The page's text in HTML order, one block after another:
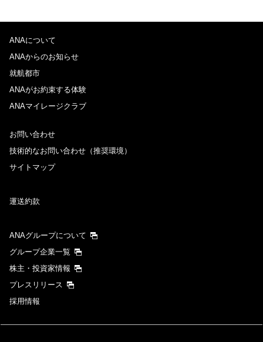
ANAについて
ANAからのお知らせ
就航都市
ANAがお約束する体験
ANAマイレージクラブ
お問い合わせ
技術的なお問い合わせ（推奨環境）
サイトマップ
運送約款
ANAグループについて
グループ企業一覧
株主・投資家情報
プレスリリース
採用情報